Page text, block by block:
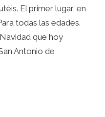
El primer lugar, en
todas las edades.
que hoy
Antonio de